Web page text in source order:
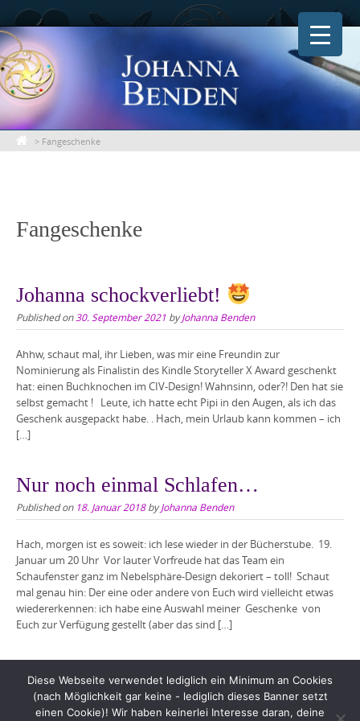
Skip
to
content
> Fangeschenke
Fangeschenke
Johanna schockverliebt!
Published on 30. September 2021 byJohanna Benden
Ahhw, schaut mal, ihr Lieben, was mir eine Freundin zur
Nominierung als Finalistin des Kindle Storyteller X Award geschenkt
hat: einen Buchknochen im CIV-Design! Wahnsinn, oder?! Den hat sie
selbst gemacht ! Leute, ich hatte echt Pipi in den Augen, als ich das
Geschenk ausgepackt habe. . Hach, mein Urlaub kann kommen – ich
[…]
Nur noch einmal Schlafen…
Published on 18. Januar 2018byJohanna Benden
Hach, morgen ist es soweit: ich lese wieder in der Bücherstube. 19.
Januar um 20 Uhr Vor lauter Vorfreude hat das Team ein
Schaufenster ganz im Nebelsphäre-Design dekoriert – toll! Schaut
mal genau hin: Der eine oder andere von Euch wird vielleicht etwas
wiedererkennen: ich habe eine Auswahl meiner Geschenke von
Euch zur Verfügung gestellt (aber das sind […]
Diese Webseite verwendet lediglich ein Minimum an Cookies
(nach Möglichkeit gar keine - lediglich dieses Banner setzt
einen Cookie)! Wir haben keinerlei Interesse daran, deine